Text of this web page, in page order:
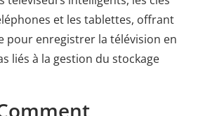
et les tablettes, offrant
pour enregistrer la télévision en
liés à la gestion du stockage